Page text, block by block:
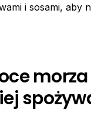
i sosami, aby